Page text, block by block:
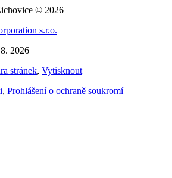
© 2026
s.r.o.
2026
stránek, Vytisknout
, Prohlášení o ochraně soukromí